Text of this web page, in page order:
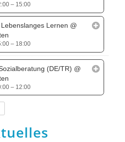
– 15:00
Lernen @
– 18:00
(DE/TR) @
– 12:00